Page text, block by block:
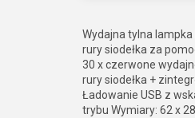
Wydajna tylna lampka
rury siodełka za
30 x czerwone
rury siodełka +
Ładowanie USB z
trybu Wymiary: 62 x